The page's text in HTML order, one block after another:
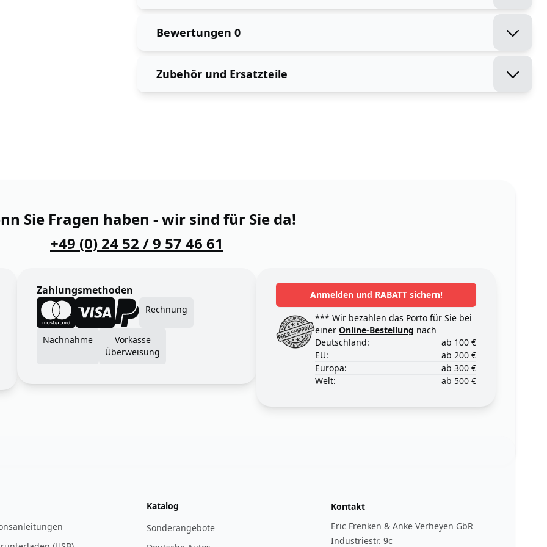
Bewertungen 0
Zubehör und Ersatzteile
Sie Fragen haben - wir sind für Sie da!
+49 (0) 24 52 / 9 57 46 61
Zahlungsmethoden
Rechnung
Nachnahme
Vorkasse
Überweisung
Anmelden und RABATT sichern!
*** Wir bezahlen das Porto für Sie bei
einer Online-Bestellung nach
Deutschland:
ab 100 €
EU:
ab 200 €
Europa:
ab 300 €
Welt:
ab 500 €
Katalog
Sonderangebote
Kontakt
Eric Frenken & Anke Verheyen GbR
Industriestr. 9c